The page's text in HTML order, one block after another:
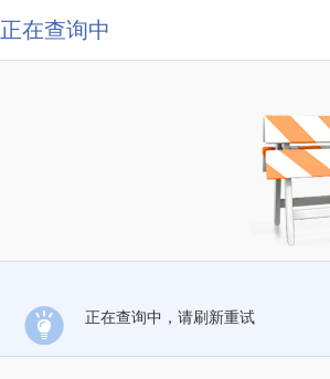
正在查询中
正在查询中，请刷新重试